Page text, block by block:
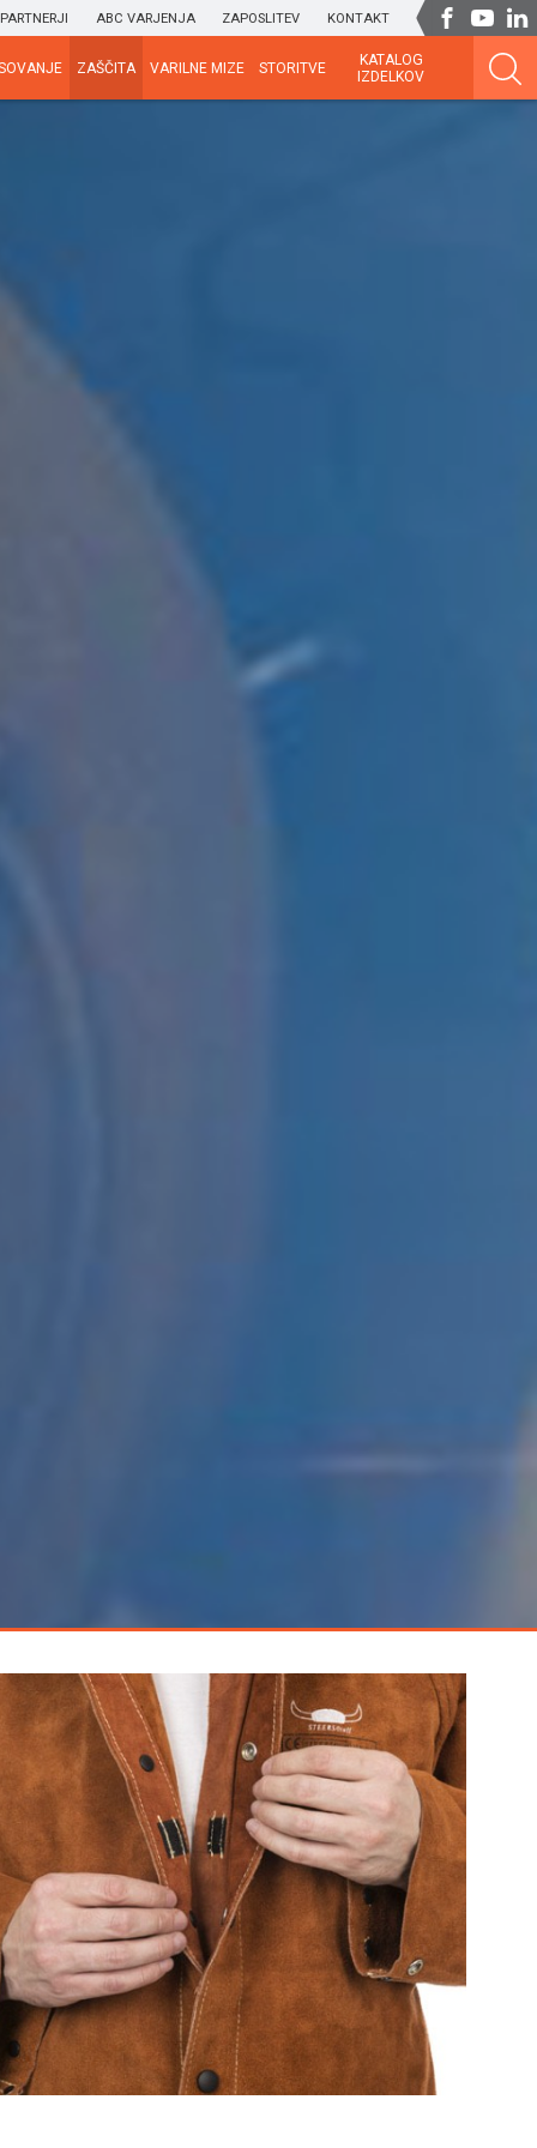
PARTNERJI ABC VARJENJA ZAPOSLITEV KONTAKT
ZAŠČITA VARILNE MIZE STORITVE
KATALOG
IZDELKOV